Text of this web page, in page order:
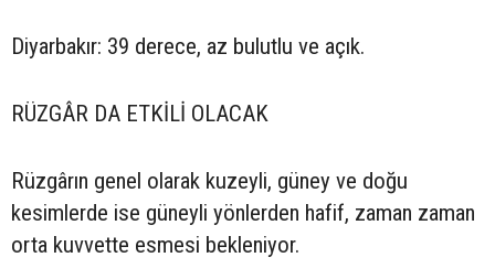
Diyarbakır: 39 derece, az bulutlu ve açık.
RÜZGÂR DA ETKİLİ OLACAK
Rüzgârın genel olarak kuzeyli, güney ve doğu
kesimlerde ise güneyli yönlerden hafif, zaman zaman
orta kuvvette esmesi bekleniyor.